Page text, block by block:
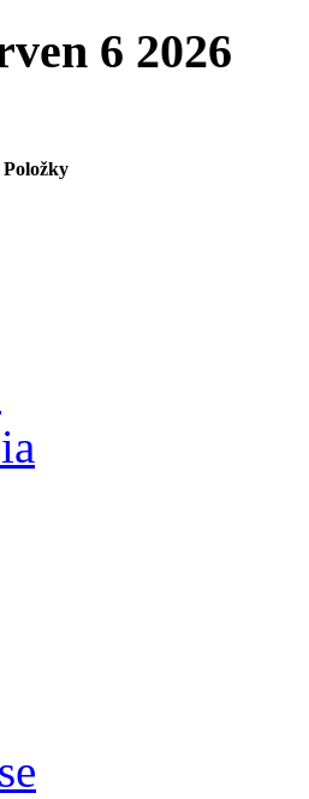
6 2026
Položky